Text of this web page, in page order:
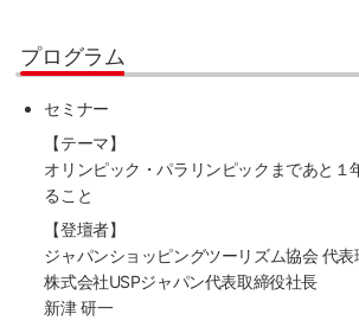
プログラム
セミナー
【テーマ】
オリンピック・パラリンピックまであと１
ること
【登壇者】
ジャパンショッピングツーリズム協会 代
株式会社USPジャパン代表取締役社長
新津 研一